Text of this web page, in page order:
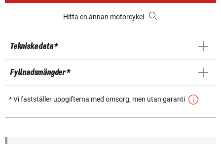
Hitta en annan motorcykel
Tekniska data *
Fyllnadsmängder *
* Vi fastställer uppgifterna med omsorg, men utan garanti